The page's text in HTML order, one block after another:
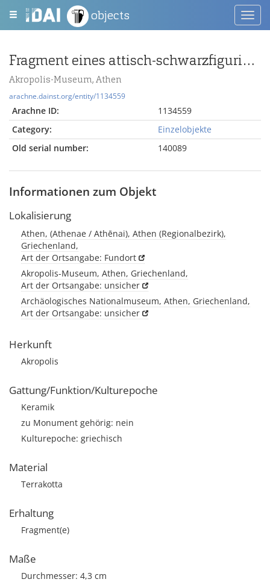
objects
Fragment eines attisch-schwarzfigurigen Stülpdeckels mit Vögeln
Akropolis-Museum, Athen
arachne.dainst.org/entity/1134559
Arachne ID:
1134559
Category:
Einzelobjekte
Old serial number:
140089
Informationen zum Objekt
Lokalisierung
Athen, (Athenae / Athēnai), Athen (Regionalbezirk),
Griechenland,
Art der Ortsangabe: Fundort
Akropolis-Museum, Athen, Griechenland,
Art der Ortsangabe: unsicher
Archäologisches Nationalmuseum, Athen, Griechenland,
Art der Ortsangabe: unsicher
Herkunft
Akropolis
Gattung/Funktion/Kulturepoche
Keramik
zu Monument gehörig: nein
Kulturepoche: griechisch
Material
Terrakotta
Erhaltung
Fragment(e)
Maße
Durchmesser: 4,3 cm